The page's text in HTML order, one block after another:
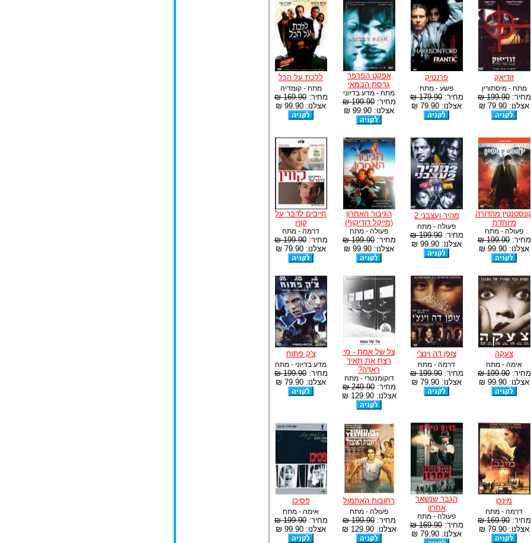
זודיאק
מתח - מיסתורין
מחיר:199.90 ₪
אצלנו: 79.90 ₪
פרנטיק
פשע - מתח
מחיר:179.90 ₪
אצלנו: 79.90 ₪
אפקט הפרפר
גרסת הבמאי
מתח - מדע בדיוני
מחיר:199.90 ₪
אצלנו: 99.90 ₪
ללכת על הכל
מתח - קומדיה
מחיר:169.90 ₪
אצלנו: 99.90 ₪
מהדורה
מיוחדת
פעולה - מתח
מחיר:199.90 ₪
אצלנו: 99.90 ₪
מהיר ועצבני 2
פעולה - מתח
מחיר:199.90 ₪
אצלנו: 99.90 ₪
הגיבור האחרון
(מייקל דודיקוף)
פעולה - מתח
מחיר:199.90 ₪
אצלנו: 99.90 ₪
חייבים לדבר על
קווין
דרמה - מתח
מחיר:199.90 ₪
אצלנו: 79.90 ₪
צעקה
אימה - מתח
מחיר:199.90 ₪
אצלנו: 99.90 ₪
צופן דה וינצ'י
דרמה - מתח
מחיר:199.90 ₪
אצלנו: 79.90 ₪
צל של אמת - מי
רצח את תאיר
ראדה?
דוקומנטרי - מתח
מחיר:249.90 ₪
אצלנו: 129.90 ₪
צ'ק פתוח
מדע בדיוני - מתח
מחיר:199.90 ₪
אצלנו: 79.90 ₪
מינכן
דרמה - מתח
מחיר:169.90 ₪
אצלנו: 79.90 ₪
הגבר שנשאר
אחרון
פעולה - מתח
מחיר:169.90 ₪
אצלנו: 79.90 ₪
רחובות האתמול
פעולה - מתח
מחיר:199.90 ₪
אצלנו: 129.90 ₪
פסיכו
אימה - מתח
מחיר:199.90 ₪
אצלנו: 99.90 ₪